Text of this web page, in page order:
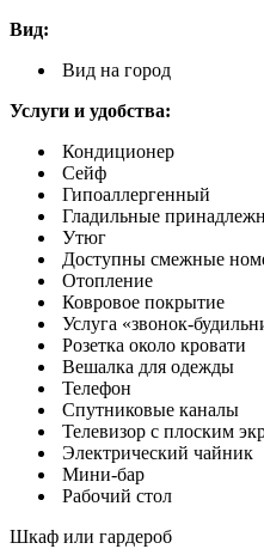
Вид:
Вид на город
Услуги и удобства: ​
Кондиционер
Сейф
Гипоаллергенный
Гладильные
Утюг
Доступны смежные
Отопление
Ковровое покрытие
Услуга «звонок-
Розетка около кровати
Вешалка для одежды
Телефон
Спутниковые каналы
Телевизор с плоским
Электрический чайник
Мини-бар
Рабочий стол
Шкаф или гардероб